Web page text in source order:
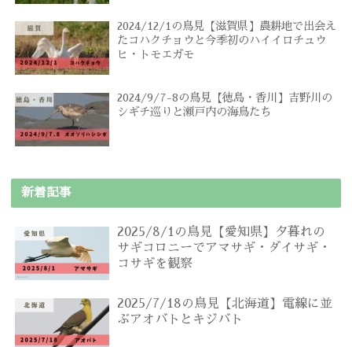
2024/12/1の鳥見【滋賀県】農耕地で出会え
たコハクチョウと今季初のハイイロチュウ
ヒ・トモエガモ
2024/9/7-8の鳥見【徳島・香川】吉野川の
シギチ巡りと瀬戸内の海鳥たち
新着記事
2025/8/1の鳥見【愛知県】夕暮れの
サギコロニーでアマサギ・ダイサギ・
コサギを観察
2025/7/18の鳥見【北海道】電線に並
ぶアオバトとキジバト